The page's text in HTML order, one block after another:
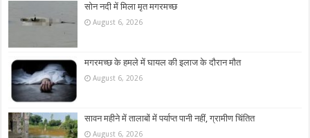
सोन नदी में मिला मृत मगरमच्छ
August 6, 2026
मगरमच्छ के हमले में घायल की इलाज के दौरान मौत
August 6, 2026
सावन महीने में तालाबों में पर्याप्त पानी नहीं, ग्रामीण चिंतित
August 6, 2026